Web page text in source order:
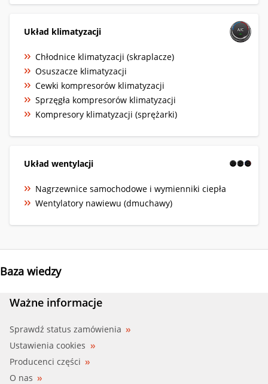
Układ klimatyzacji
Chłodnice klimatyzacji (skraplacze)
Osuszacze klimatyzacji
Cewki kompresorów klimatyzacji
Sprzęgła kompresorów klimatyzacji
Kompresory klimatyzacji (sprężarki)
Układ wentylacji
Nagrzewnice samochodowe i wymienniki ciepła
Wentylatory nawiewu (dmuchawy)
Baza wiedzy
Ważne informacje
Sprawdź status zamówienia
Ustawienia cookies
Producenci części
O nas